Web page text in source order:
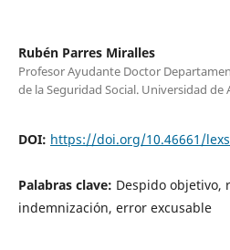
Rubén Parres Miralles
Profesor Ayudante Doctor
de la Seguridad Social. Universidad de
DOI: https://doi.org/10.46661/
Palabras clave: Despido objetivo,
indemnización, error excusable